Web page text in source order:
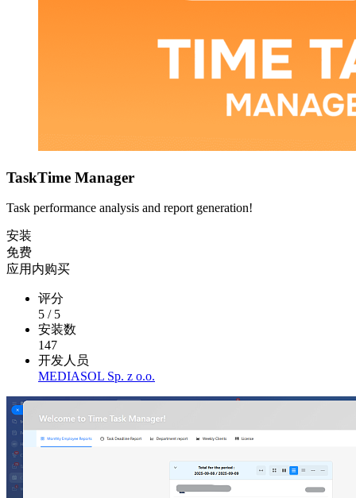
TaskTime Manager
Task performance analysis and report generation!
安装
免费
应用内购买
评分
5 / 5
安装数
147
开发人员
MEDIASOL Sp. z o.o.